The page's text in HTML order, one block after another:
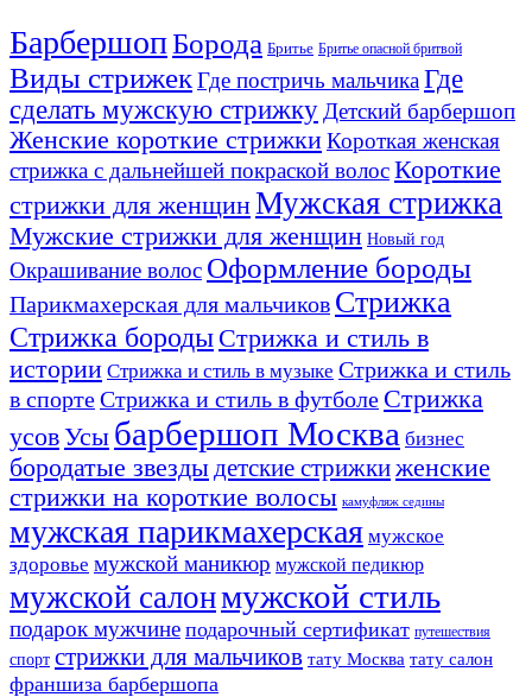
БарбершопБорода Бритье Бритье опасной бритвой
Виды стрижекГде постричь мальчикаГде
сделать мужскую стрижку Детский барбершоп
Женские короткие стрижкиКороткая женская
стрижка с дальнейшей покраской волосКороткие
стрижки для женщинМужская стрижка
Мужские стрижки для женщин Новый год
Окрашивание волос Оформление бороды
Парикмахерская для мальчиков Стрижка
Стрижка бороды Стрижка и стиль в
истории Стрижка и стиль в музыке Стрижка и стиль
в спортеСтрижка и стиль в футболе Стрижка
усовУсы барбершоп Москва бизнес
бородатые звезды детские стрижкиженские
стрижки на короткие волосы камуфляж седины
мужская парикмахерская мужское
здоровье мужской маникюр мужской педикюр
мужской салонмужской стиль
подарок мужчине подарочный сертификат путешествия
спорт стрижки для мальчиков тату Москва тату салон
франшиза барбершопа